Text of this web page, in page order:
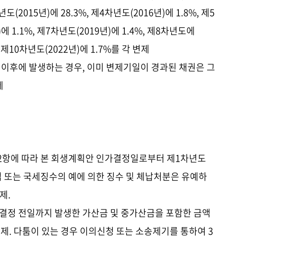
도(2015년)에 28.3%, 제4차년도(2016년)에 1.8%, 제5
에 1.1%, 제7차년도(2019년)에 1.4%, 제8차년도에
제10차년도(2022년)에 1.7%를 각 변제
후에 발생하는 경우, 이미 변제기일이 경과된 채권은 그
항에 따라 본 회생계획안 인가결정일로부터 제1차년도
는 국세징수의 예에 의한 징수 및 체납처분은 유예하
.
정 전일까지 발생한 가산금 및 중가산금을 포함한 금액
. 다툼이 있는 경우 이의신청 또는 소송제기를 통하여 3